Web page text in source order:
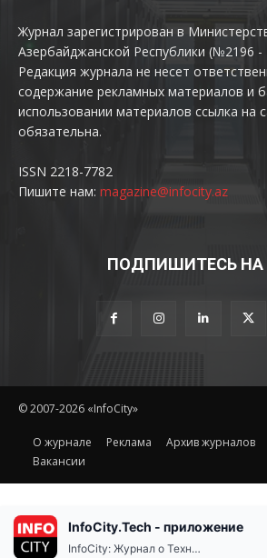
Журнал зарегистрирован в
Азербайджанской Республики (№2196 -
Редакция журнала не несет
содержание рекламных материалов и
использовании материалов ссылка на
обязательна.
ISSN 2218-7782
Пишите нам: magazine@infocity.az
ПОДПИШИТЕСЬ НА
© 2007-2026 «InfoCity»
O журнале Реклама Архив журналов
Вакансии
Ethereum(ETH) $1,899.99 -
InfoCity.Tech - приложение
InfoCity: Журнал о Технологиях